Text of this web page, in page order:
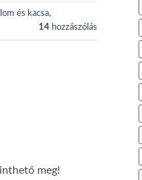
és kacsa,
14hozzászólás
meg!